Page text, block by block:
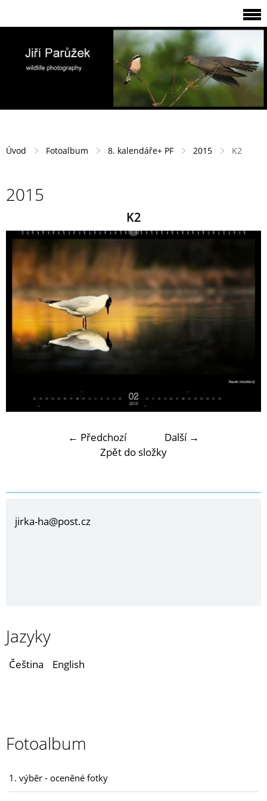
Úvod Fotoalbum 8. kalendáře+ PF 2015 K2
2015
K2
← Předchozí
Další →
Zpět do složky
jirka-ha@post.cz
Jazyky
Čeština English
Fotoalbum
1. výběr - oceněné fotky